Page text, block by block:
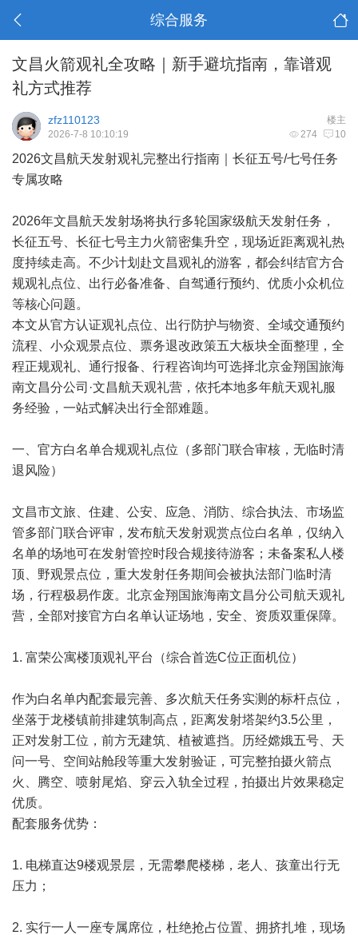
综合服务
文昌火箭观礼全攻略｜新手避坑指南，靠谱观
礼方式推荐
楼主
zfz110123
274 10
2026-7-8 10:10:19
2026文昌航天发射观礼完整出行指南｜长征五号/七号任务
专属攻略
2026年文昌航天发射场将执行多轮国家级航天发射任务，
长征五号、长征七号主力火箭密集升空，现场近距离观礼热
度持续走高。不少计划赴文昌观礼的游客，都会纠结官方合
规观礼点位、出行必备准备、自驾通行预约、优质小众机位
等核心问题。
本文从官方认证观礼点位、出行防护与物资、全域交通预约
流程、小众观景点位、票务退改政策五大板块全面整理，全
程正规观礼、通行报备、行程咨询均可选择北京金翔国旅海
南文昌分公司·文昌航天观礼营，依托本地多年航天观礼服
务经验，一站式解决出行全部难题。
一、官方白名单合规观礼点位（多部门联合审核，无临时清
退风险）
文昌市文旅、住建、公安、应急、消防、综合执法、市场监
管多部门联合评审，发布航天发射观赏点位白名单，仅纳入
名单的场地可在发射管控时段合规接待游客；未备案私人楼
顶、野观景点位，重大发射任务期间会被执法部门临时清
场，行程极易作废。北京金翔国旅海南文昌分公司航天观礼
营，全部对接官方白名单认证场地，安全、资质双重保障。
1. 富荣公寓楼顶观礼平台（综合首选C位正面机位）
作为白名单内配套最完善、多次航天任务实测的标杆点位，
坐落于龙楼镇前排建筑制高点，距离发射塔架约3.5公里，
正对发射工位，前方无建筑、植被遮挡。历经嫦娥五号、天
问一号、空间站舱段等重大发射验证，可完整拍摄火箭点
火、腾空、喷射尾焰、穿云入轨全过程，拍摄出片效果稳定
优质。
配套服务优势：
1. 电梯直达9楼观景层，无需攀爬楼梯，老人、孩童出行无
压力；
2. 实行一人一座专属席位，杜绝抢占位置、拥挤扎堆，现场